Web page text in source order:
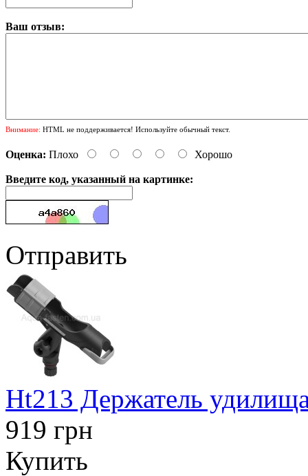
Ваш отзыв:
Внимание: HTML не поддерживается! Используйте обычный текст.
Оценка: Плохо Хорошо
Введите код, указанный на картинке:
Отправить
Ht213 Держатель
919 грн
Купить